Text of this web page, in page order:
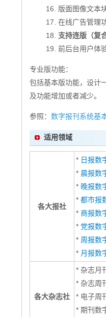
16. 版面图像文本块
17. 在线广告管理功
18. 支持连版（复
19. 前后台用户体验
专业版功能：
包括基本版功能，设计
及功能增加或者减少。
参照： 数字报刊系统基
适用领域
各大报社
* 日报数
* 晨报数
* 晚报数
* 都市报
* 商报数
* 党报数
* 周报数
* 月报数
各大杂志社
* 杂志月
* 杂志周
* 电子周
* 期刊数